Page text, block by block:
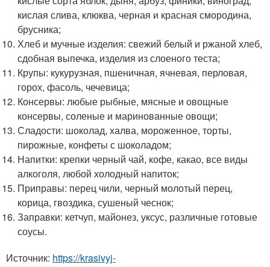
кислая слива, клюква, черная и красная смородина,
брусника;
Хлеб и мучные изделия: свежий белый и ржаной хлеб,
сдобная выпечка, изделия из слоеного теста;
Крупы: кукурузная, пшеничная, ячневая, перловая,
горох, фасоль, чечевица;
Консервы: любые рыбные, мясные и овощные
консервы, соленые и маринованные овощи;
Сладости: шоколад, халва, мороженное, торты,
пирожные, конфеты с шоколадом;
Напитки: крепки черный чай, кофе, какао, все виды
алкоголя, любой холодный напиток;
Приправы: перец чили, черный молотый перец,
корица, гвоздика, сушеный чеснок;
Заправки: кетчуп, майонез, уксус, различные готовые
соусы.
Источник: https://krasivyj-